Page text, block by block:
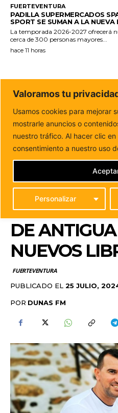
FUERTEVENTURA
PADILLA SUPERMERCADOS
SPORT SE SUMAN A LA
La temporada 2026-2027 ofrecerá
cerca de 300 personas mayores...
hace 11 horas